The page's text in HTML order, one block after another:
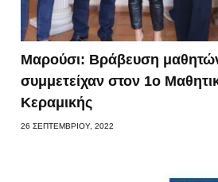
Μαρούσι: Βράβευση
συμμετείχαν στον 1ο
Κεραμικής
26 ΣΕΠΤΕΜΒΡΊΟΥ, 2022